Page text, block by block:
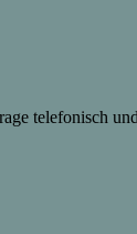
telefonisch